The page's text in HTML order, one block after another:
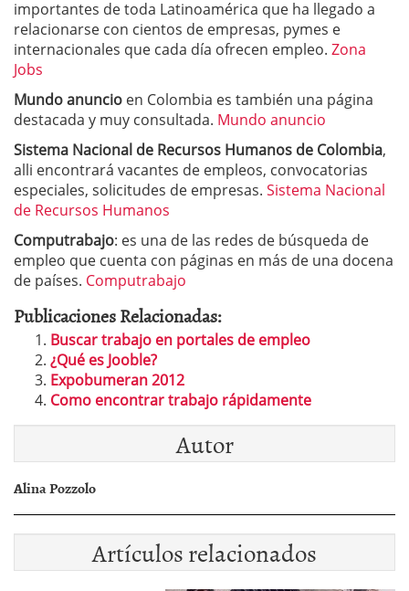
importantes de toda Latinoamérica que ha llegado a
relacionarse con cientos de empresas, pymes e
internacionales que cada día ofrecen empleo. Zona
Jobs
Mundo anuncio en Colombia es también una página
destacada y muy consultada. Mundo anuncio
Sistema Nacional de Recursos Humanos de Colombia,
alli encontrará vacantes de empleos, convocatorias
especiales, solicitudes de empresas. Sistema Nacional
de Recursos Humanos
Computrabajo: es una de las redes de búsqueda de
empleo que cuenta con páginas en más de una docena
de países. Computrabajo
Publicaciones Relacionadas:
Buscar trabajo en portales de empleo
¿Qué es Jooble?
Expobumeran 2012
Como encontrar trabajo rápidamente
Autor
Alina Pozzolo
Artículos relacionados